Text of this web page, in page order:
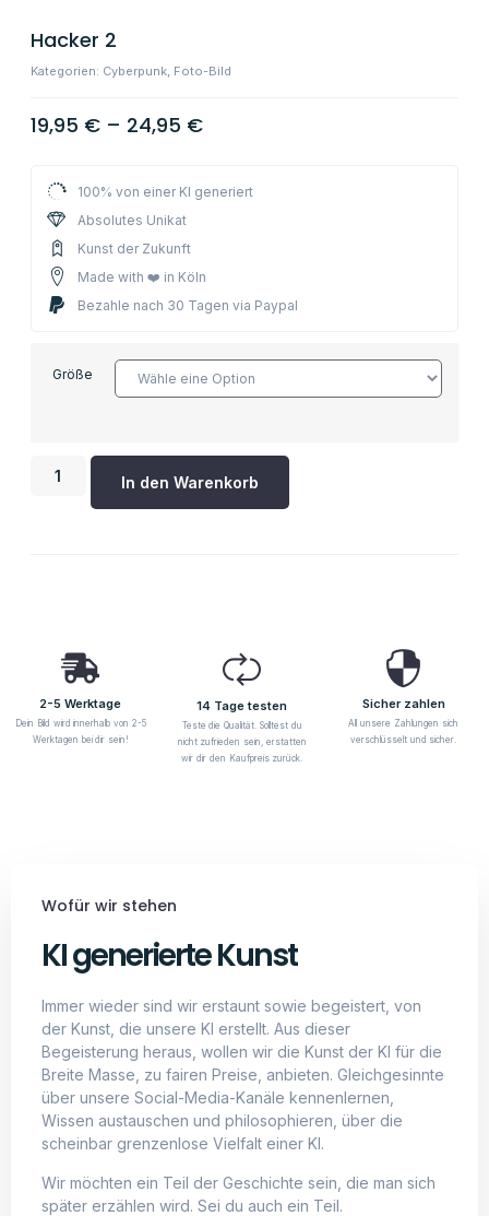
Hacker 2
Kategorien: Cyberpunk, Foto-Bild
19,95 € – 24,95 €
100% von einer KI generiert
Absolutes Unikat
Kunst der Zukunft
Made with ❤️ in Köln
Bezahle nach 30 Tagen via Paypal
Größe
In den Warenkorb
2-5 Werktage
Dein Bild wird innerhalb von 2-5
Werktagen bei dir sein!
14 Tage testen
Teste die Qualität. Solltest du
nicht zufrieden sein, erstatten
wir dir den Kaufpreis zurück.
Sicher zahlen
All unsere Zahlungen sich
verschlüsselt und sicher.
Wofür wir stehen
KI generierte Kunst
Immer wieder sind wir erstaunt sowie begeistert, von
der Kunst, die unsere KI erstellt. Aus dieser
Begeisterung heraus, wollen wir die Kunst der KI für die
Breite Masse, zu fairen Preise, anbieten. Gleichgesinnte
über unsere Social-Media-Kanäle kennenlernen,
Wissen austauschen und philosophieren, über die
scheinbar grenzenlose Vielfalt einer KI.
Wir möchten ein Teil der Geschichte sein, die man sich
später erzählen wird. Sei du auch ein Teil.